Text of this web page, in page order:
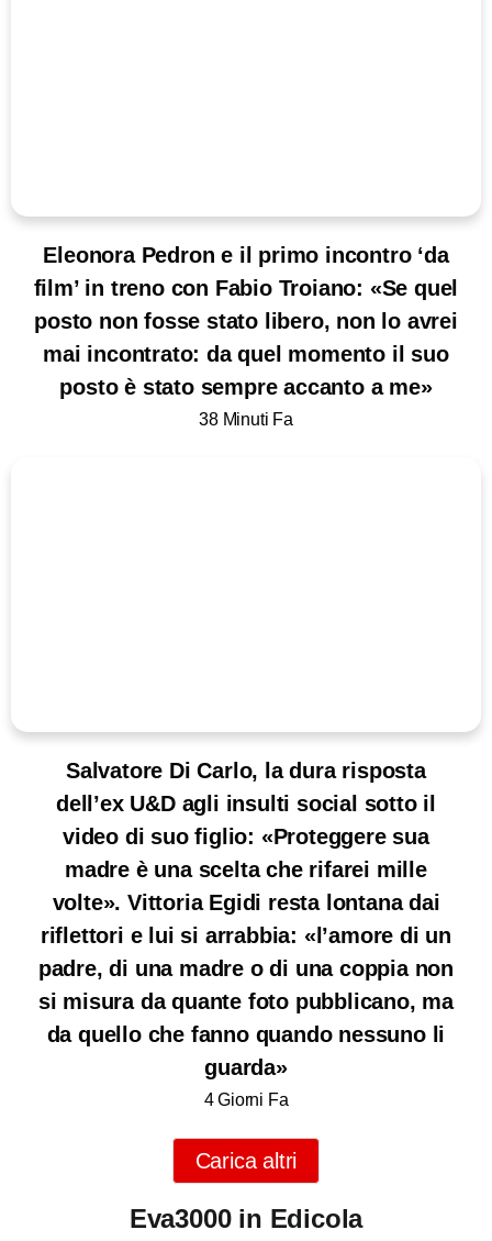
Eleonora Pedron e il primo incontro ‘da
film’ in treno con Fabio Troiano: «Se quel
posto non fosse stato libero, non lo avrei
mai incontrato: da quel momento il suo
posto è stato sempre accanto a me»
38 Minuti Fa
Salvatore Di Carlo, la dura risposta
dell’ex U&D agli insulti social sotto il
video di suo figlio: «Proteggere sua
madre è una scelta che rifarei mille
volte». Vittoria Egidi resta lontana dai
riflettori e lui si arrabbia: «l’amore di un
padre, di una madre o di una coppia non
si misura da quante foto pubblicano, ma
da quello che fanno quando nessuno li
guarda»
4 Giorni Fa
Carica altri
Eva3000 in Edicola